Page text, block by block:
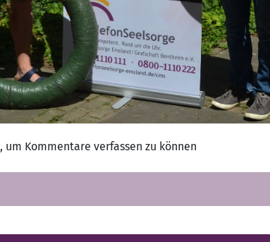
, um Kommentare verfassen zu können